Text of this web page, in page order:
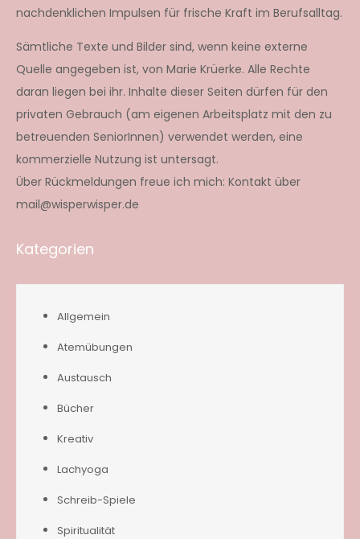
nachdenklichen Impulsen für frische Kraft im Berufsalltag.
Sämtliche Texte und Bilder sind, wenn keine externe
Quelle angegeben ist, von Marie Krüerke. Alle Rechte
daran liegen bei ihr. Inhalte dieser Seiten dürfen für den
privaten Gebrauch (am eigenen Arbeitsplatz mit den zu
betreuenden SeniorInnen) verwendet werden, eine
kommerzielle Nutzung ist untersagt.
Über Rückmeldungen freue ich mich: Kontakt über
mail@wisperwisper.de
Kategorien
Allgemein
Atemübungen
Austausch
Bücher
Kreativ
Lachyoga
Schreib-Spiele
Spiritualität